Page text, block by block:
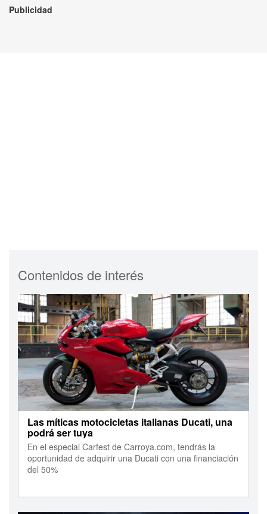
Publicidad
Contenidos de interés
Las míticas motocicletas italianas Ducati, una
podrá ser tuya
En el especial Carfest de Carroya.com, tendrás la
oportunidad de adquirir una Ducati con una financiación
del 50%